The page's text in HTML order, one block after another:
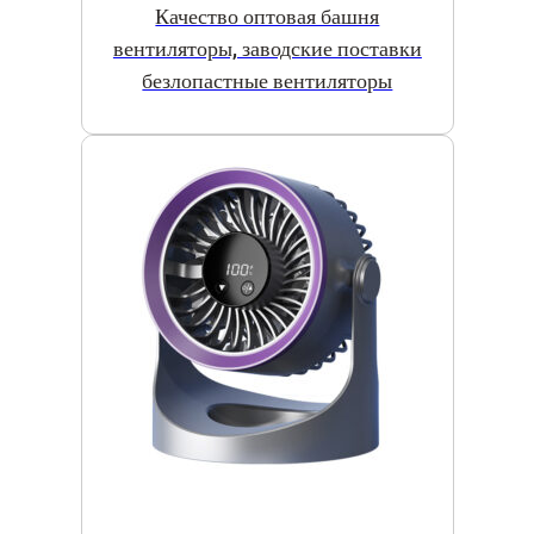
Качество оптовая башня
вентиляторы, заводские поставки
безлопастные вентиляторы